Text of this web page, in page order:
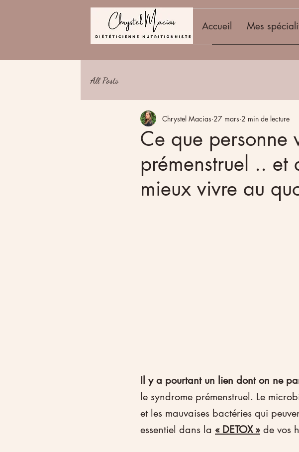
Accueil Mes
All Posts
Ce que personne
prémenstruel .. et
mieux vivre au
Chrystel Macias 27 mars 2 min de lecture
Il y a pourtant un lien dont on ne
le syndrome prémenstruel. Le
et les mauvaises bactéries qui
essentiel dans la « DETOX » de vos